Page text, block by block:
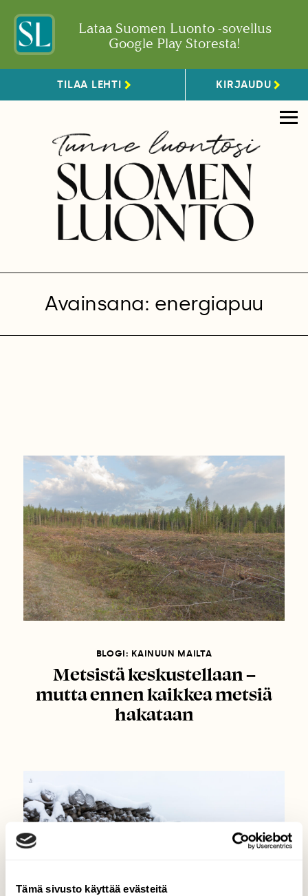
Tämä sivusto käyttää evästeitä
Lataa Suomen Luonto -sovellus
Google Play Storesta!
TILAA LEHTI KIRJAUDU
Avainsana: energiapuu
BLOGI: KAINUUN MAILTA
Metsistä keskustellaan –
mutta ennen kaikkea metsiä
hakataan